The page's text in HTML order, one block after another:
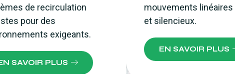
de recirculation
pour des
exigeants.
SAVOIR PLUS
mouvements
et silencieux.
EN SAVOIR PLUS